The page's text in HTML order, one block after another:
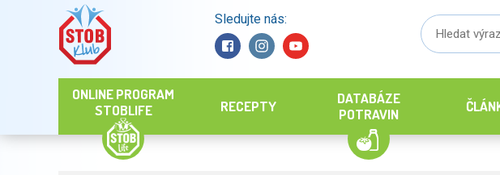
Sledujte nás:
ONLINE PROGRAM
STOBLIFE
RECEPTY
DATABÁZE
POTRAVIN